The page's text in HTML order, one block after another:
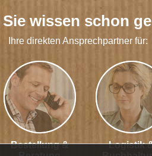
Sie wissen schon
Ihre direkten Ansprechpartner für:
Bestellung &
Logistik